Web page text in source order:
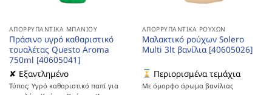
ΑΠΟΡΡΥΠΑΝΤΙΚΆ ΜΠΆΝΙΟΥ
Πράσινο υγρό καθαριστικό
τουαλέτας Questo Aroma
750ml [40605041]
✘ Εξαντλημένο
Τύπος: Υγρό καθαριστικό παπί για
ΑΠΟΡΡΥΠΑΝΤΙΚΆ ΡΟΎΧΩΝ
Μαλακτικό ρούχων Solero
Multi 3lt βανίλια [40605026]
Περιορισμένα τεμάχια
Με όμορφο άρωμα βανίλιας